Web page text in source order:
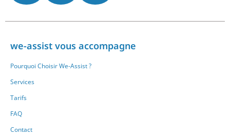
we-assist vous accompagne
Pourquoi Choisir We-Assist ?
Services
Tarifs
FAQ
Contact